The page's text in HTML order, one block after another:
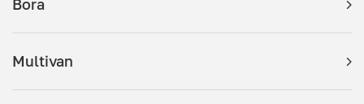
Bora
Multivan